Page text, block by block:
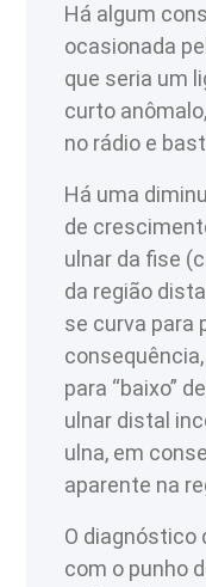
Há algum
ocasionada
que seria um
curto
no rádio e
Há uma
de
ulnar da fise
da região
se curva para
para “baixo”
ulnar distal
ulna, em
aparente na
O diagnóstico
com o punho